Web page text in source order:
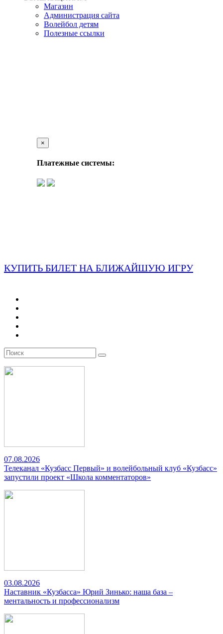
Магазин
Администрация сайта
Волейбол детям
Полезные ссылки
×
Платежные системы:
КУПИТЬ БИЛЕТ НА БЛИЖАЙШУЮ ИГРУ
07.08.2026
Телеканал «Кузбасс Первый» и волейбольный клуб «Кузбасс»
запустили проект «Школа комментаторов»
03.08.2026
Наставник «Кузбасса» Юрий Зинько: наша база –
ментальность и профессионализм